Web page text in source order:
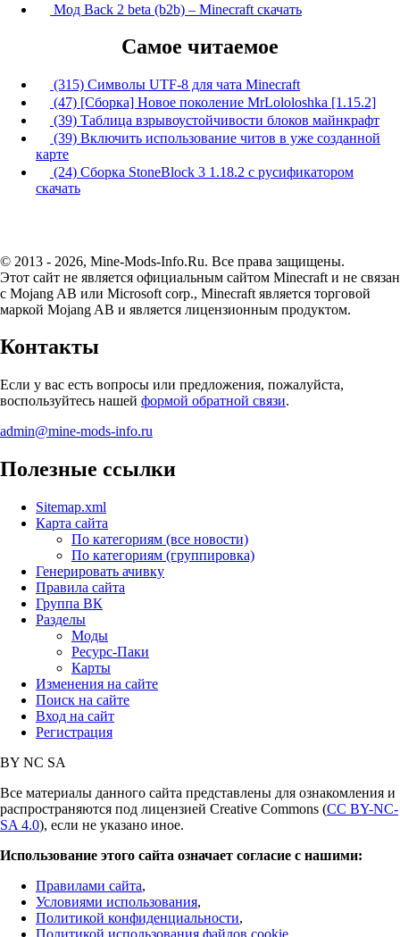
Мод Back 2 beta (b2b) – Minecraft скачать
Самое читаемое
(315) Символы UTF-8 для чата Minecraft
(47) [Сборка] Новое поколение MrLololoshka [1.15.2]
(39) Таблица взрывоустойчивости блоков майнкрафт
(39) Включить использование читов в уже созданной
карте
(24) Сборка StoneBlock 3 1.18.2 с русификатором
скачать
© 2013 - 2026, Mine-Mods-Info.Ru. Все права защищены.
Этот сайт не является официальным сайтом Minecraft и не связан
с Mojang AB или Microsoft corp., Minecraft является торговой
маркой Mojang AB и является лицензионным продуктом.
Контакты
Если у вас есть вопросы или предложения, пожалуйста,
воспользуйтесь нашей формой обратной связи.
admin@mine-mods-info.ru
Полезные ссылки
Sitemap.xml
Карта сайта
По категориям (все новости)
По категориям (группировка)
Генерировать ачивку
Правила сайта
Группа ВК
Разделы
Моды
Ресурс-Паки
Карты
Изменения на сайте
Поиск на сайте
Вход на сайт
Регистрация
BY NC SA
Все материалы данного сайта представлены для ознакомления и
распространяются под лицензией Creative Commons (CC BY-NC-
SA 4.0), если не указано иное.
Использование этого сайта означает согласие с нашими:
Правилами сайта,
Условиями использования,
Политикой конфиденциальности,